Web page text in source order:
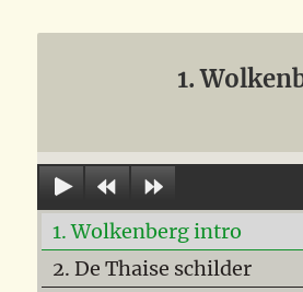
1.
1. Wolkenberg intro
2. De Thaise schilder